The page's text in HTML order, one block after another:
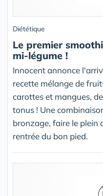
Diététique
Le premier
mi-légume !
Innocent annonce
recette mélange de
carottes et mangues,
tonus ! Une
bronzage, faire le plein
rentrée du bon pied.